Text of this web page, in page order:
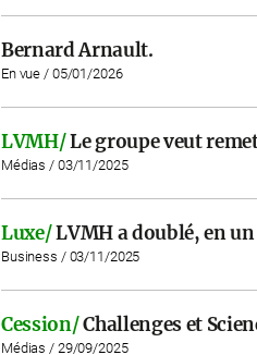
Bernard Arnault.
En vue / 05/01/2026
LVMH/Le groupe veut
Médias / 03/11/2025
Luxe/LVMH a doublé, en
Business / 03/11/2025
Cession/Challenges et
Médias / 29/09/2025